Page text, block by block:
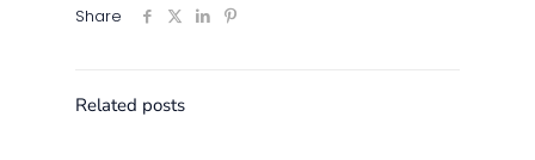
Share
Related posts